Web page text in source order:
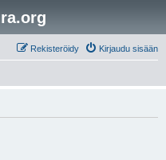
Kirjaudu sisään
Rekisteröidy